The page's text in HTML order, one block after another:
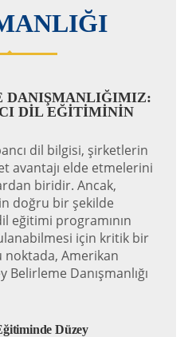
DANIŞMANLIĞIMIZ:
DİL EĞİTİMİNİN
dil bilgisi, şirketlerin
avantajı elde etmelerini
biridir. Ancak,
doğru bir şekilde
eğitimi programının
için kritik bir
noktada, Amerikan
Danışmanlığı
Düzey